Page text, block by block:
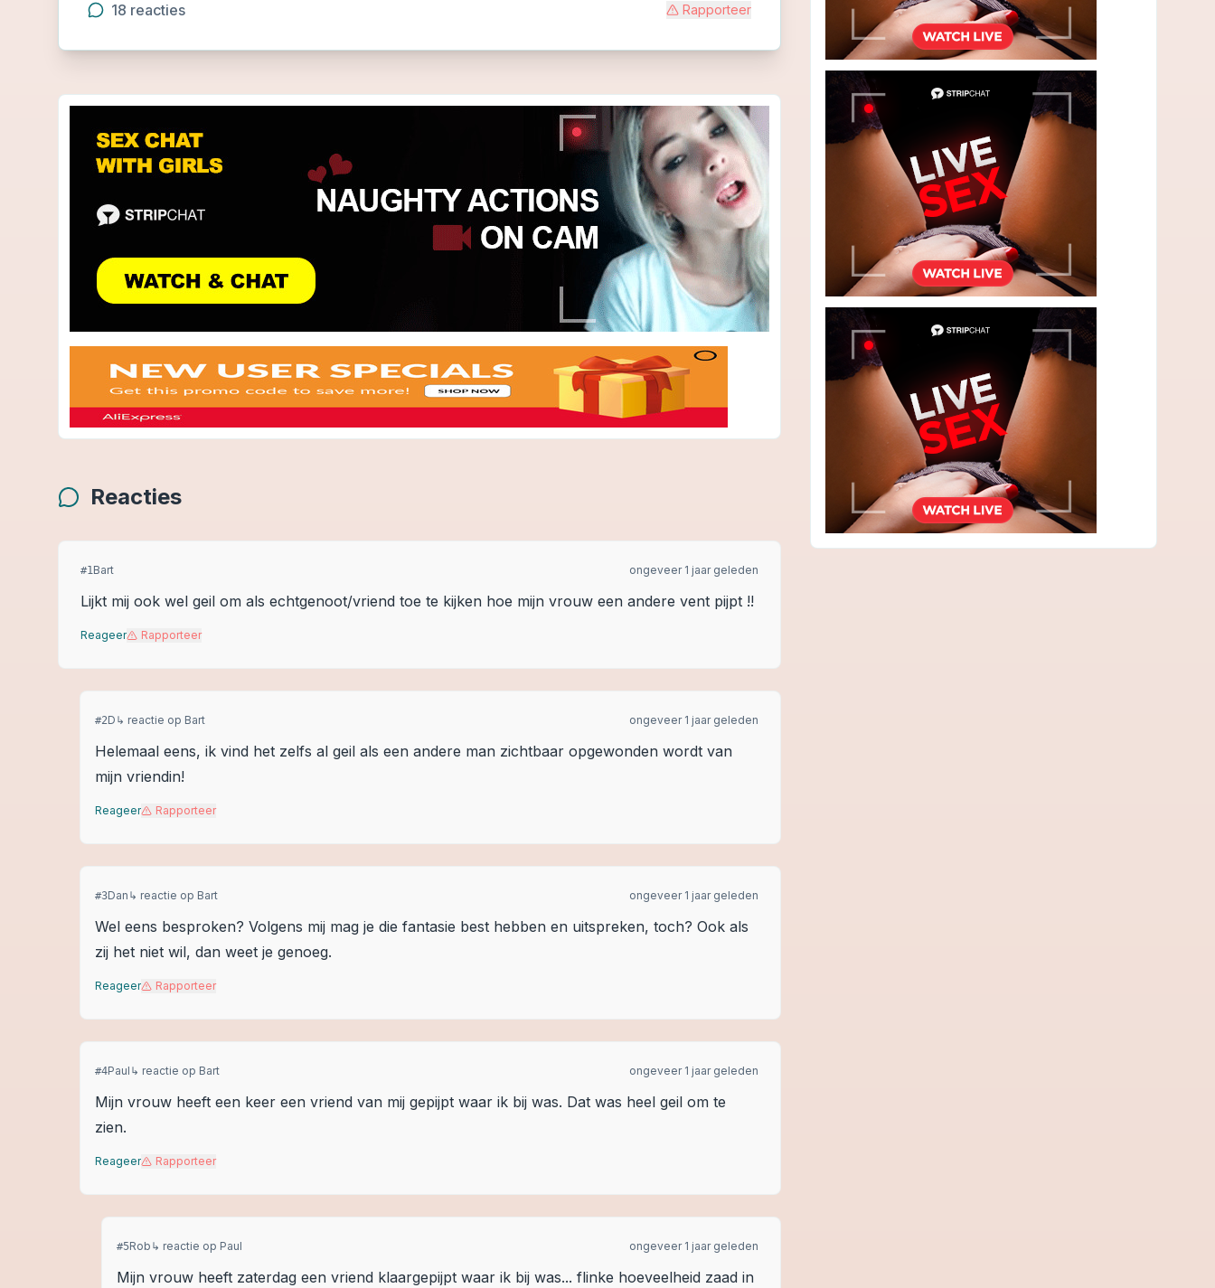
18 reacties Rapporteer
Reacties
#1Bart ongeveer 1 jaar geleden
Lijkt mij ook wel geil om als echtgenoot/vriend toe te kijken hoe mijn vrouw een andere vent pijpt !!
Reageer Rapporteer
#2D ↳ reactie op Bart ongeveer 1 jaar geleden
Helemaal eens, ik vind het zelfs al geil als een andere man zichtbaar opgewonden wordt van
mijn vriendin!
Reageer Rapporteer
#3Dan ↳ reactie op Bart ongeveer 1 jaar geleden
Wel eens besproken? Volgens mij mag je die fantasie best hebben en uitspreken, toch? Ook als
zij het niet wil, dan weet je genoeg.
Reageer Rapporteer
#4Paul ↳ reactie op Bart ongeveer 1 jaar geleden
Mijn vrouw heeft een keer een vriend van mij gepijpt waar ik bij was. Dat was heel geil om te
zien.
Reageer Rapporteer
#5Rob ↳ reactie op Paul ongeveer 1 jaar geleden
Mijn vrouw heeft zaterdag een vriend klaargepijpt waar ik bij was... flinke hoeveelheid zaad in